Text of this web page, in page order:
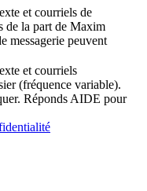
et courriels de
de la part de Maxim
messagerie peuvent
et courriels
(fréquence variable).
Réponds AIDE pour